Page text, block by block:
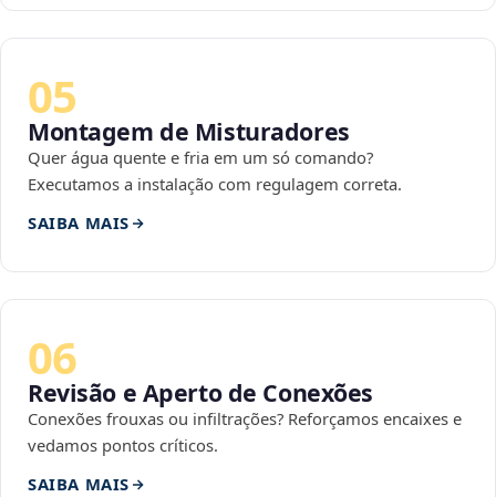
05
Montagem de Misturadores
Quer água quente e fria em um só comando?
Executamos a instalação com regulagem correta.
SAIBA MAIS
06
Revisão e Aperto de Conexões
Conexões frouxas ou infiltrações? Reforçamos encaixes e
vedamos pontos críticos.
SAIBA MAIS